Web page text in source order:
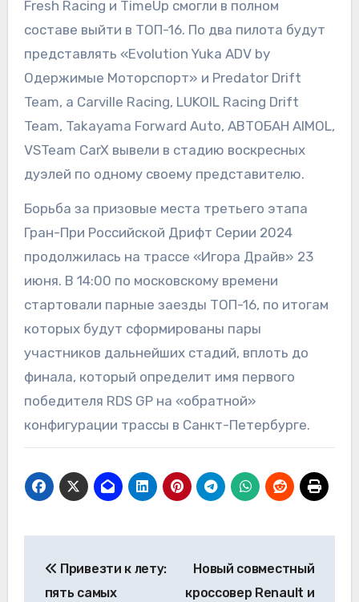
Fresh Racing и TimeUp смогли в полном
составе выйти в ТОП-16. По два пилота будут
представлять «Evolution Yuka ADV by
Одержимые Моторспорт» и Predator Drift
Team, а Carville Racing, LUKOIL Racing Drift
Team, Takayama Forward Auto, АВТОБАН AIMOL,
VSTeam CarX вывели в стадию воскресных
дуэлей по одному своему представителю.
Борьба за призовые места третьего этапа
Гран-При Российской Дрифт Серии 2024
продолжилась на трассе «Игора Драйв» 23
июня. В 14:00 по московскому времени
стартовали парные заезды ТОП-16, по итогам
которых будут сформированы пары
участников дальнейших стадий, вплоть до
финала, который определит имя первого
победителя RDS GP на «обратной»
конфигурации трассы в Санкт-Петербурге.
по
Привезти к лету:
пять самых
Новый совместный
кроссовер Renault и